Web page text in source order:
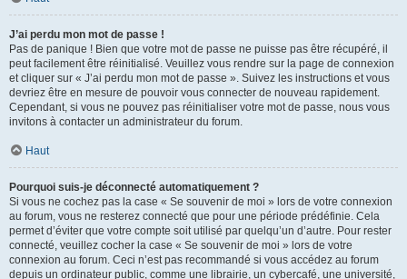
J’ai perdu mon mot de passe !
Pas de panique ! Bien que votre mot de passe ne puisse pas être récupéré, il
peut facilement être réinitialisé. Veuillez vous rendre sur la page de connexion
et cliquer sur « J’ai perdu mon mot de passe ». Suivez les instructions et vous
devriez être en mesure de pouvoir vous connecter de nouveau rapidement.
Cependant, si vous ne pouvez pas réinitialiser votre mot de passe, nous vous
invitons à contacter un administrateur du forum.
Haut
Pourquoi suis-je déconnecté automatiquement ?
Si vous ne cochez pas la case « Se souvenir de moi » lors de votre connexion
au forum, vous ne resterez connecté que pour une période prédéfinie. Cela
permet d’éviter que votre compte soit utilisé par quelqu’un d’autre. Pour rester
connecté, veuillez cocher la case « Se souvenir de moi » lors de votre
connexion au forum. Ceci n’est pas recommandé si vous accédez au forum
depuis un ordinateur public, comme une librairie, un cybercafé, une université,